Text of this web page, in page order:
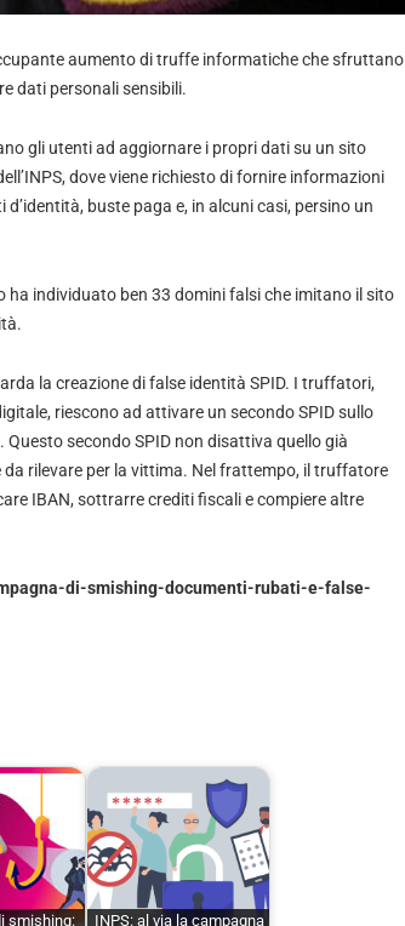
aumento di truffe informatiche che sfruttano
dati personali sensibili.
gli utenti ad aggiornare i propri dati su un sito
dove viene richiesto di fornire informazioni
buste paga e, in alcuni casi, persino un
ha individuato ben 33 domini falsi che imitano il sito
la creazione di false identità SPID. I truffatori,
riescono ad attivare un secondo SPID sullo
secondo SPID non disattiva quello già
rilevare per la vittima. Nel frattempo, il truffatore
IBAN, sottrarre crediti fiscali e compiere altre
di-smishing-documenti-rubati-e-false-
smishing: INPS: al via la campagna